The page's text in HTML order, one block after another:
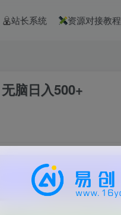
站长系统 资源对接教程
脑日入500+